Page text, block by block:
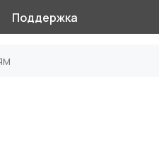
Поддержка